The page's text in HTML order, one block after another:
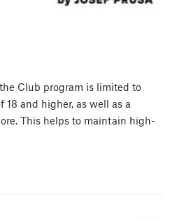
Club program is limited to
18 and higher, as well as a
This helps to maintain high-